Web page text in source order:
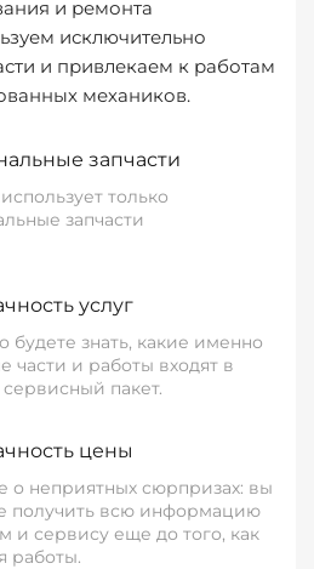
и ремонта
исключительно
и привлекаем к работам
механиков.
запчасти
только
запчасти
услуг
будете знать, какие именно
части и работы входят в
пакет.
цены
о неприятных сюрпризах: вы
получить всю информацию
и сервису еще до того, как
работы.